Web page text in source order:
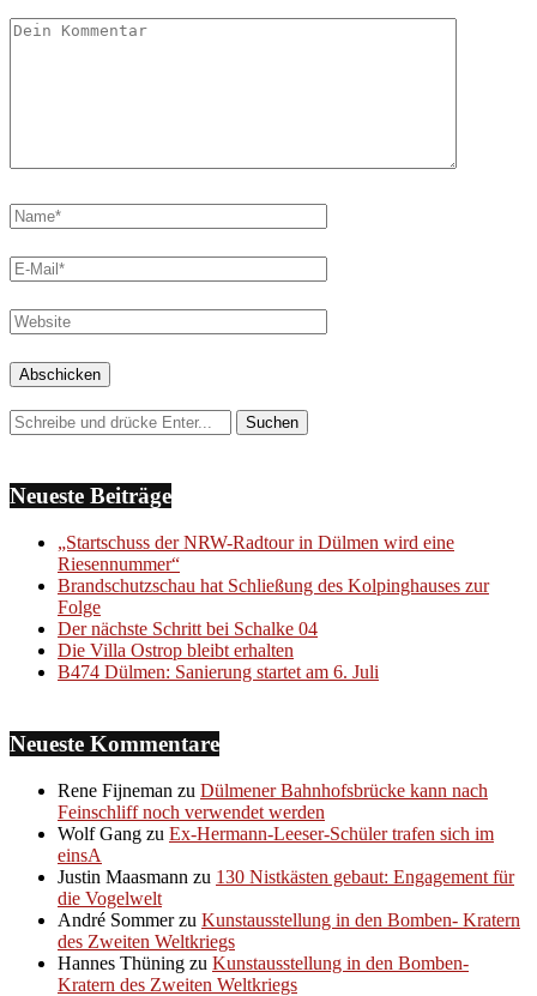
Neueste Beiträge
„Startschuss der NRW-Radtour in Dülmen wird eine
Riesennummer“
Brandschutzschau hat Schließung des Kolpinghauses zur
Folge
Der nächste Schritt bei Schalke 04
Die Villa Ostrop bleibt erhalten
B474 Dülmen: Sanierung startet am 6. Juli
Neueste Kommentare
Rene Fijneman zu Dülmener Bahnhofsbrücke kann nach
Feinschliff noch verwendet werden
Wolf Gang zu Ex-Hermann-Leeser-Schüler trafen sich im
einsA
Justin Maasmann zu 130 Nistkästen gebaut: Engagement für
die Vogelwelt
André Sommerzu Kunstausstellung in den Bomben- Kratern
des Zweiten Weltkriegs
Hannes Thüning zu Kunstausstellung in den Bomben-
Kratern des Zweiten Weltkriegs